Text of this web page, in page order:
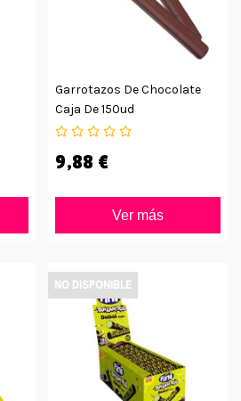
Garrotazos De Chocolate
Caja De 150ud
9,88 €
Ver más
NO DISPONIBLE